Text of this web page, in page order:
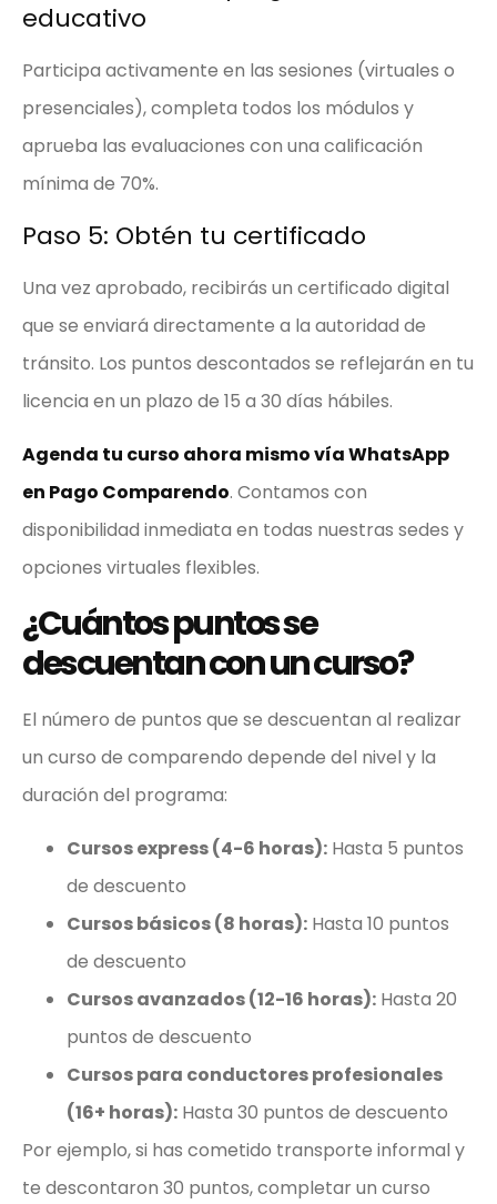
educativo
Participa activamente en las sesiones (virtuales o
presenciales), completa todos los módulos y
aprueba las evaluaciones con una calificación
mínima de 70%.
Paso 5: Obtén tu certificado
Una vez aprobado, recibirás un certificado digital
que se enviará directamente a la autoridad de
tránsito. Los puntos descontados se reflejarán en tu
licencia en un plazo de 15 a 30 días hábiles.
Agenda tu curso ahora mismo vía WhatsApp
en Pago Comparendo. Contamos con
disponibilidad inmediata en todas nuestras sedes y
opciones virtuales flexibles.
¿Cuántos puntos se
descuentan con un curso?
El número de puntos que se descuentan al realizar
un curso de comparendo depende del nivel y la
duración del programa:
Cursos express (4-6 horas): Hasta 5 puntos
de descuento
Cursos básicos (8 horas): Hasta 10 puntos
de descuento
Cursos avanzados (12-16 horas): Hasta 20
puntos de descuento
Cursos para conductores profesionales
(16+ horas): Hasta 30 puntos de descuento
Por ejemplo, si has cometido transporte informal y
te descontaron 30 puntos, completar un curso